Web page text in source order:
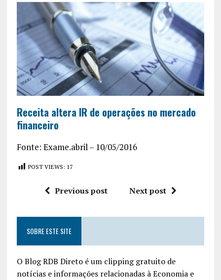
Receita altera IR de operações no mercado
financeiro
Fonte: Exame.abril – 10/05/2016
POST VIEWS: 17
Previous post Next post
SOBRE ESTE SITE
O Blog RDB Direto é um clipping gratuito de
notícias e informações relacionadas à Economia e